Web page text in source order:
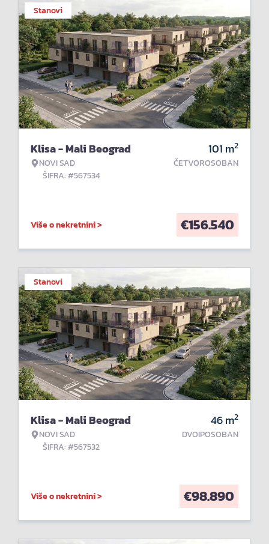
Stanovi
Klisa - Mali Beograd
NOVI SAD
ŠIFRA: #567534
101 m2
ČETVOROSOBAN
Više o nekretnini > €156.540
Stanovi
Klisa - Mali Beograd
NOVI SAD
ŠIFRA: #567532
46m2
DVOIPOSOBAN
Više o nekretnini > €98.890